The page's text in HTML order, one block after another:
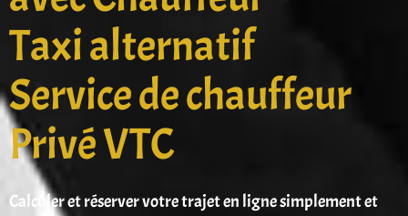
Taxi alternatif
Service de chauffeur
Privé VTC
Calculer et réserver votre trajet en ligne simplement et